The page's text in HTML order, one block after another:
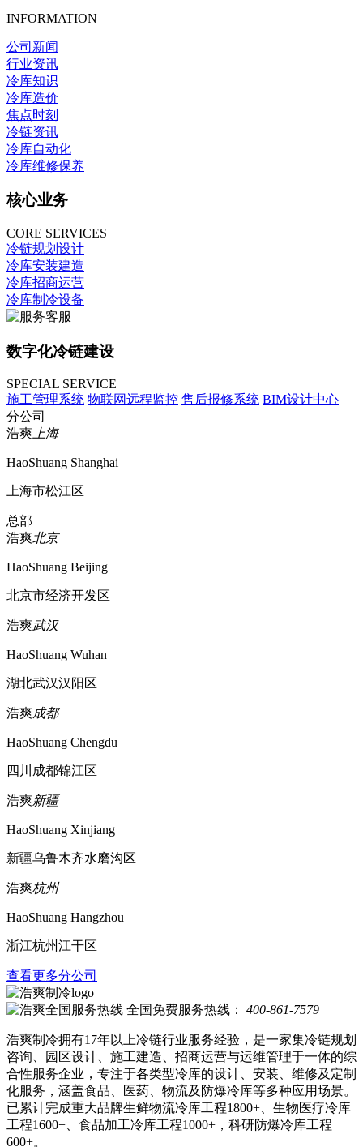
INFORMATION
公司新闻
行业资讯
冷库知识
冷库造价
焦点时刻
冷链资讯
冷库自动化
冷库维修保养
核心业务
CORE SERVICES
冷链规划设计
冷库安装建造
冷库招商运营
冷库制冷设备
数字化冷链建设
SPECIAL SERVICE
施工管理系统 物联网远程监控 售后报修系统 BIM设计中心
分公司
浩爽上海
HaoShuang Shanghai
上海市松江区
总部
浩爽北京
HaoShuang Beijing
北京市经济开发区
浩爽武汉
HaoShuang Wuhan
湖北武汉汉阳区
浩爽成都
HaoShuang Chengdu
四川成都锦江区
浩爽新疆
HaoShuang Xinjiang
新疆乌鲁木齐水磨沟区
浩爽杭州
HaoShuang Hangzhou
浙江杭州江干区
查看更多分公司
全国免费服务热线： 400-861-7579
浩爽制冷拥有17年以上冷链行业服务经验，是一家集冷链规划
咨询、园区设计、施工建造、招商运营与运维管理于一体的综
合性服务企业，专注于各类型冷库的设计、安装、维修及定制
化服务，涵盖食品、医药、物流及防爆冷库等多种应用场景。
已累计完成重大品牌生鲜物流冷库工程1800+、生物医疗冷库
工程1600+、食品加工冷库工程1000+，科研防爆冷库工程
600+。